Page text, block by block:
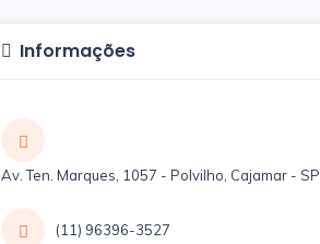
Informações
Av. Ten. Marques, 1057 - Polvilho, Cajamar - SP
(11) 96396-3527